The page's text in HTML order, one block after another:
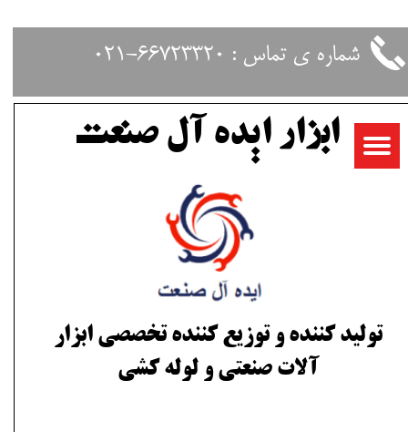
شماره ی تماس : 66723320-021
ابزار ایده آل صنعت
تولید کننده و توزیع کننده تخصصی ابزار
آلات صنعتی و لوله کشی
حساب کاربری من
تغییر گذر واژه
سفارشات
خروج از حساب کاربری